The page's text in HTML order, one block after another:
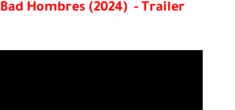
Bad Hombres (2024) - Trailer : تريلر فيلم